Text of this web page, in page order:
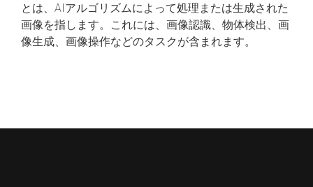
とは、AIアルゴリズムによって処理または生成された
画像を指します。これには、画像認識、物体検出、画
像生成、画像操作などのタスクが含まれます。